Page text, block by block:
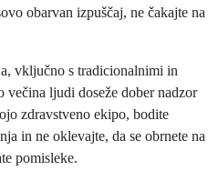
obarvan izpuščaj, ne čakajte na
vključno s tradicionalnimi in
ljudi doseže dober nadzor
zdravstveno ekipo, bodite
in ne oklevajte, da se obrnete na
pomisleke.